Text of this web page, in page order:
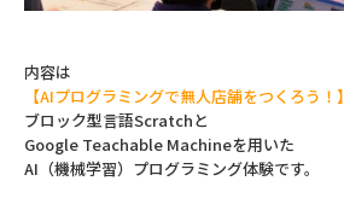
内容は
【AIプログラミングで無人店舗をつくろう！】
ブロック型言語Scratchと
Google Teachable Machineを用いた
AI（機械学習）プログラミング体験です。